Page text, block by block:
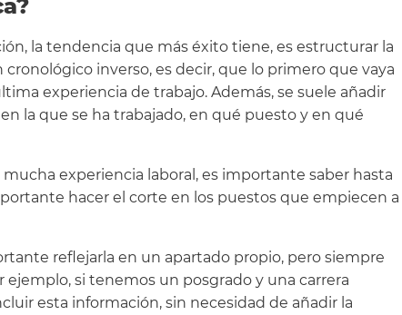
la tendencia que más éxito tiene, es estructurar la
inverso, es decir, que lo primero que vaya
experiencia de trabajo. Además, se suele añadir
la que se ha trabajado, en qué puesto y en qué
mucha experiencia laboral, es importante saber hasta
hacer el corte en los puestos que empiecen a
reflejarla en un apartado propio, pero siempre
ejemplo, si tenemos un posgrado y una carrera
esta información, sin necesidad de añadir la